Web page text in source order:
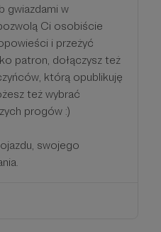
gwiazdami w
Ci osobiście
i przeżyć
patron, dołączysz też
którą opublikuję
też wybrać
progów :)
swojego